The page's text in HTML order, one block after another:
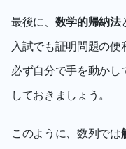
最後に、 数学的帰納法
入試でも証明問題の便
必ず自分で手を動かし
しておきましょう。
このように、数列では